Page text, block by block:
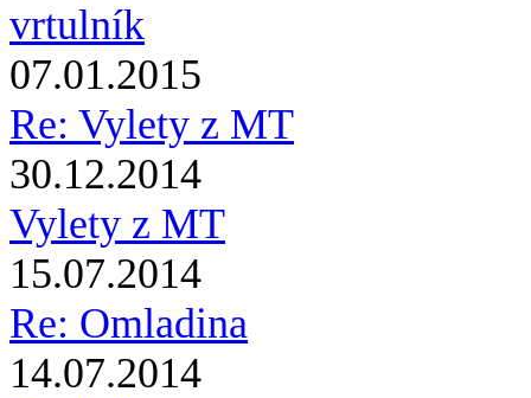
vrtulník
07.01.2015
Re: Vylety z MT
30.12.2014
Vylety z MT
15.07.2014
Re: Omladina
14.07.2014